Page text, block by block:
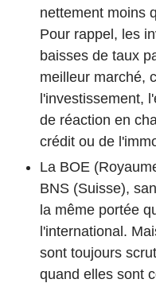
nettement moins
Pour rappel, les
baisses de taux
meilleur marché,
l'investissement,
de réaction en
crédit ou de
La BOE
BNS (Suisse),
la même portée
l'international.
sont toujours
quand elles sont